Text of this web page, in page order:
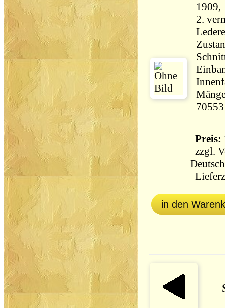
1909,
2.
70553
Preis:
zzgl.
in den